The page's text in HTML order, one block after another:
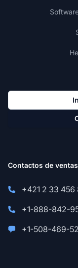
Contactos de ventas
+421 2 33 456
+1-888-842-
+1-508-469-